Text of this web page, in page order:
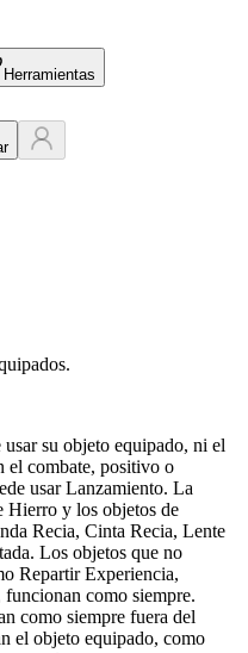
Herramientas
su objeto equipado, ni el
el combate, positivo o
usar Lanzamiento. La
Hierro y los objetos de
Recia, Cinta Recia, Lente
Los objetos que no
Repartir Experiencia,
como siempre.
como siempre fuera del
el objeto equipado, como